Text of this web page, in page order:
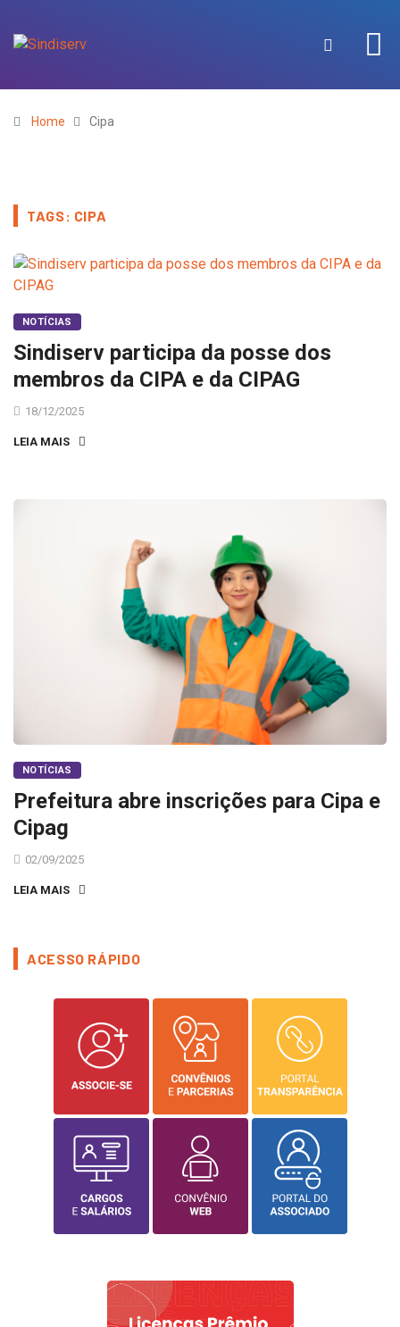
Home Cipa
TAGS: CIPA
NOTÍCIAS
Sindiserv participa da posse dos
membros da CIPA e da CIPAG
18/12/2025
LEIA MAIS
NOTÍCIAS
Prefeitura abre inscrições para Cipa e
Cipag
02/09/2025
LEIA MAIS
ACESSO RÁPIDO